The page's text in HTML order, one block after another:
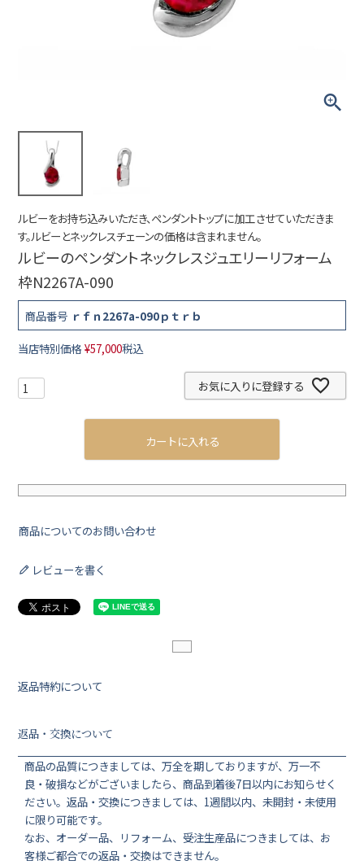
ルビーをお持ち込みいただき、ペンダントトップに加工させていただきま
す。ルビーとネックレスチェーンの価格は含まれません。
ルビーのペンダントネックレスジュエリーリフォーム
枠N2267A-090
商品番号 ｒｆｎ2267a-090ｐｔｒｂ
当店特別価格 ¥57,000税込
お気に入りに登録する
カートに入れる
商品についてのお問い合わせ
レビューを書く
返品特約について
返品・交換について
商品の品質につきましては、万全を期しておりますが、万一不
良・破損などがございましたら、商品到着後7日以内にお知らせく
ださい。返品・交換につきましては、1週間以内、未開封・未使用
に限り可能です。
なお、オーダー品、リフォーム、受注生産品につきましては、お
客様ご都合での返品・交換はできません。